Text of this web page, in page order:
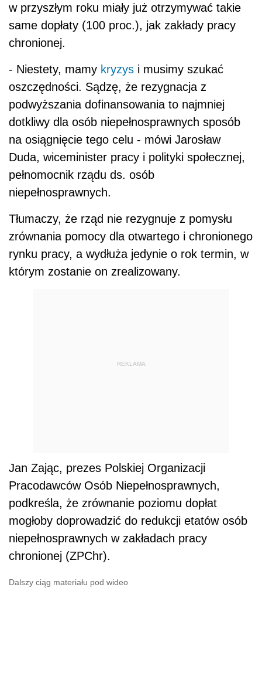
w przyszłym roku miały już otrzymywać takie
same dopłaty (100 proc.), jak zakłady pracy
chronionej.
- Niestety, mamy kryzys i musimy szukać
oszczędności. Sądzę, że rezygnacja z
podwyższania dofinansowania to najmniej
dotkliwy dla osób niepełnosprawnych sposób
na osiągnięcie tego celu - mówi Jarosław
Duda, wiceminister pracy i polityki społecznej,
pełnomocnik rządu ds. osób
niepełnosprawnych.
Tłumaczy, że rząd nie rezygnuje z pomysłu
zrównania pomocy dla otwartego i chronionego
rynku pracy, a wydłuża jedynie o rok termin, w
którym zostanie on zrealizowany.
REKLAMA
Jan Zając, prezes Polskiej Organizacji
Pracodawców Osób Niepełnosprawnych,
podkreśla, że zrównanie poziomu dopłat
mogłoby doprowadzić do redukcji etatów osób
niepełnosprawnych w zakładach pracy
chronionej (ZPChr).
Dalszy ciąg materiału pod wideo